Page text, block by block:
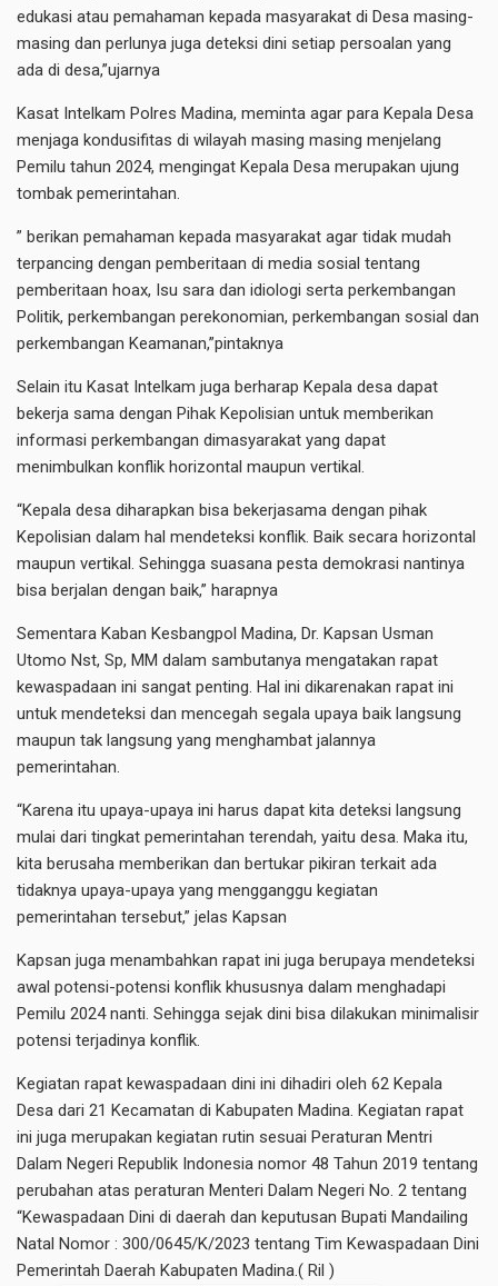
edukasi atau pemahaman kepada masyarakat di Desa masing-
masing dan perlunya juga deteksi dini setiap persoalan yang
ada di desa,”ujarnya
Kasat Intelkam Polres Madina, meminta agar para Kepala Desa
menjaga kondusifitas di wilayah masing masing menjelang
Pemilu tahun 2024, mengingat Kepala Desa merupakan ujung
tombak pemerintahan.
” berikan pemahaman kepada masyarakat agar tidak mudah
terpancing dengan pemberitaan di media sosial tentang
pemberitaan hoax, Isu sara dan idiologi serta perkembangan
Politik, perkembangan perekonomian, perkembangan sosial dan
perkembangan Keamanan,”pintaknya
Selain itu Kasat Intelkam juga berharap Kepala desa dapat
bekerja sama dengan Pihak Kepolisian untuk memberikan
informasi perkembangan dimasyarakat yang dapat
menimbulkan konflik horizontal maupun vertikal.
“Kepala desa diharapkan bisa bekerjasama dengan pihak
Kepolisian dalam hal mendeteksi konflik. Baik secara horizontal
maupun vertikal. Sehingga suasana pesta demokrasi nantinya
bisa berjalan dengan baik,” harapnya
Sementara Kaban Kesbangpol Madina, Dr. Kapsan Usman
Utomo Nst, Sp, MM dalam sambutanya mengatakan rapat
kewaspadaan ini sangat penting. Hal ini dikarenakan rapat ini
untuk mendeteksi dan mencegah segala upaya baik langsung
maupun tak langsung yang menghambat jalannya
pemerintahan.
“Karena itu upaya-upaya ini harus dapat kita deteksi langsung
mulai dari tingkat pemerintahan terendah, yaitu desa. Maka itu,
kita berusaha memberikan dan bertukar pikiran terkait ada
tidaknya upaya-upaya yang mengganggu kegiatan
pemerintahan tersebut,” jelas Kapsan
Kapsan juga menambahkan rapat ini juga berupaya mendeteksi
awal potensi-potensi konflik khususnya dalam menghadapi
Pemilu 2024 nanti. Sehingga sejak dini bisa dilakukan minimalisir
potensi terjadinya konflik.
Kegiatan rapat kewaspadaan dini ini dihadiri oleh 62 Kepala
Desa dari 21 Kecamatan di Kabupaten Madina. Kegiatan rapat
ini juga merupakan kegiatan rutin sesuai Peraturan Mentri
Dalam Negeri Republik Indonesia nomor 48 Tahun 2019 tentang
perubahan atas peraturan Menteri Dalam Negeri No. 2 tentang
“Kewaspadaan Dini di daerah dan keputusan Bupati Mandailing
Natal Nomor : 300/0645/K/2023 tentang Tim Kewaspadaan Dini
Pemerintah Daerah Kabupaten Madina.( Ril )